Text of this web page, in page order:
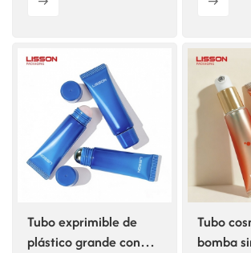
integrado
de 10 ml
Tubo exprimible de
plástico grande con
Tubo
bomba